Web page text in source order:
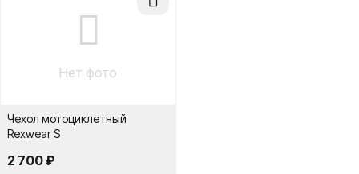
Нет фото
Чехол мотоциклетный
Rexwear S
2 700 ₽